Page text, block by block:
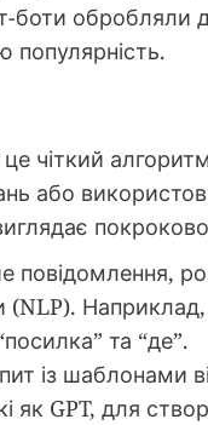
обробляли
популярність.
чіткий
або
повідомлення,
та “де”.
із шаблонами
GPT, для